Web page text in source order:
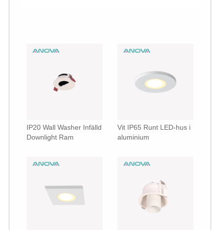
IP20 Wall Washer Infälld
Downlight Ram
Vit IP65 Runt LED-hus i
aluminium